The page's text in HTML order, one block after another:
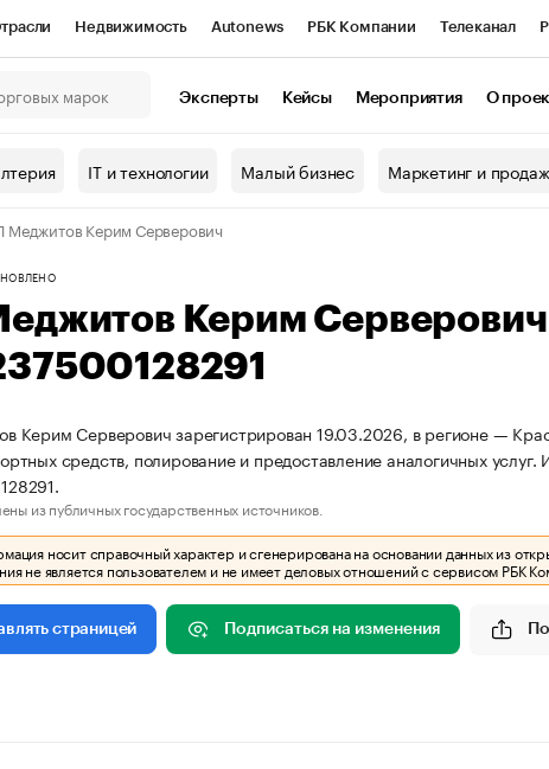
Недвижимость Autonews РБК Компании Телеканал
Проверка контрагентов
Эксперты Кейсы Мероприятия О
IT и технологии Малый бизнес Маркетинг и
Меджитов Керим Серверович
Керим
Керим Серверович зарегистрирован 19.03.2026, в регионе —
средств, полирование и предоставление аналогичных
из публичных государственных источников.
носит справочный характер и сгенерирована на основании данных из
не является пользователем и не имеет деловых отношений с сервисом РБК
страницей Подписаться на изменения